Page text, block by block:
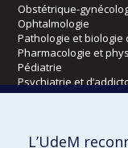
Obstétrique-
Ophtalmologie
Pathologie et biologie
Pharmacologie et
Pédiatrie
Psychiatrie et
Radiologie, radio-
L’UdeM